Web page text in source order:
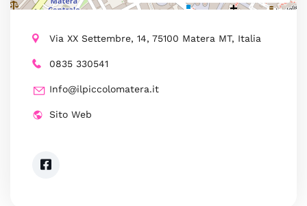
Via XX Settembre, 14, 75100 Matera MT, Italia
0835 330541
Info@ilpiccolomatera.it
Sito Web